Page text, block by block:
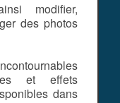
modifier,
des photos
et effets
dans